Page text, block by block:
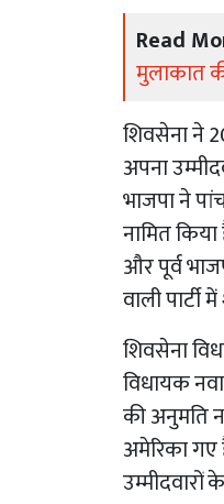
Read
मुलाकात
शिवसेना ने
अपना
भाजपा ने
नामित
और पूर्व
वाली
शिवसेना
विधायक
की अनुमति
अमेरिका गए